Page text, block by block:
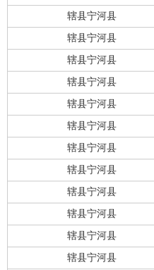
辖县宁河县
辖县宁河县
辖县宁河县
辖县宁河县
辖县宁河县
辖县宁河县
辖县宁河县
辖县宁河县
辖县宁河县
辖县宁河县
辖县宁河县
辖县宁河县